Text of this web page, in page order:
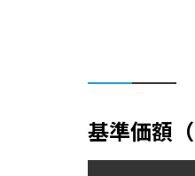
基準価額